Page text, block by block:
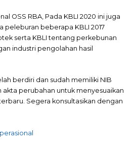
OSS RBA, Pada KBLI 2020 ini juga
peleburan beberapa KBLI 2017
serta KBLI tentang perkebunan
industri pengolahan hasil
berdiri dan sudah memiliki NIB
akta perubahan untuk menyesuaikan
Segera konsultasikan dengan